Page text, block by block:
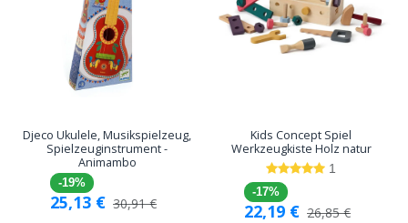
Djeco Ukulele, Musikspielzeug,
Spielzeuginstrument -
Animambo
-19%
25,13 € 30,91€
Kids Concept Spiel
Werkzeugkiste Holz natur
1
-17%
22,19 € 26,85€